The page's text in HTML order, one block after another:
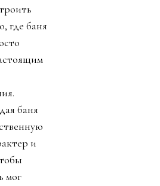
где баня
баня
и
мог